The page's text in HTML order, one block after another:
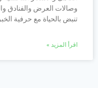
وصالات العرض والفنادق
تنبض بالحياة مع حرفية
اقرأ المزيد »